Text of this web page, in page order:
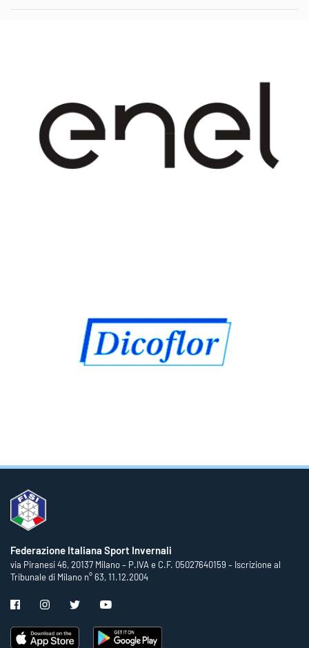
Federazione Italiana Sport Invernali
via Piranesi 46, 20137 Milano – P.IVA e C.F. 05027640159 – Iscrizione al
Tribunale di Milano n° 63, 11.12.2004